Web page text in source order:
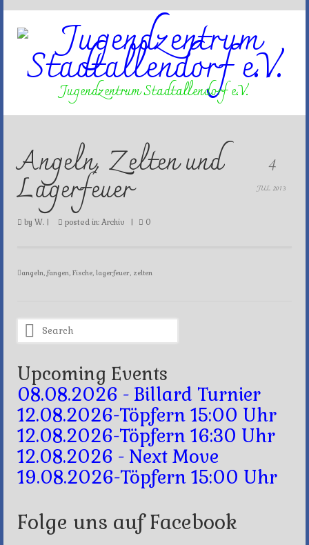
Jugendzentrum Stadtallendorf e.V.
4
JUL 2013
Angeln, Zelten und
Lagerfeuer
by W. posted in: Archiv 0
angeln, fangen, Fische, lagerfeuer, zelten
Search
for:
Upcoming Events
08.08.2026 - Billard Turnier
12.08.2026-Töpfern 15:00 Uhr
12.08.2026-Töpfern 16:30 Uhr
12.08.2026 - Next Move
19.08.2026-Töpfern 15:00 Uhr
Folge uns auf Facebook